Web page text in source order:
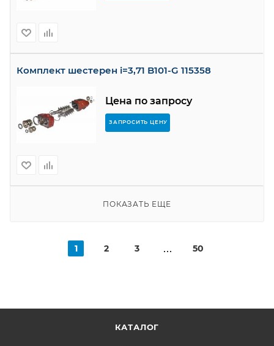
Комплект шестерен i=3,71 B101-G 115358
Цена по запросу
ЗАПРОСИТЬ ЦЕНУ
ПОКАЗАТЬ ЕЩЕ
1 2 3 50
КАТАЛОГ